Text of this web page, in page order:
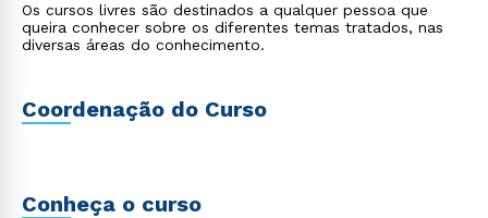
Os cursos livres são destinados a qualquer pessoa que
queira conhecer sobre os diferentes temas tratados, nas
diversas áreas do conhecimento.
Coordenação do Curso
Conheça o curso